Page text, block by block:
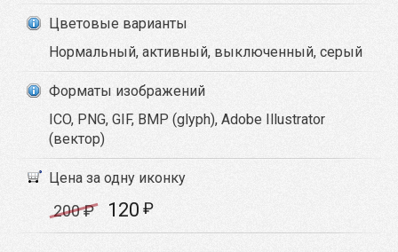
Цветовые варианты
Нормальный, активный, выключенный, серый
Форматы изображений
ICO, PNG, GIF, BMP (glyph), Adobe Illustrator
(вектор)
Цена за одну иконку
200₽ 120 ₽